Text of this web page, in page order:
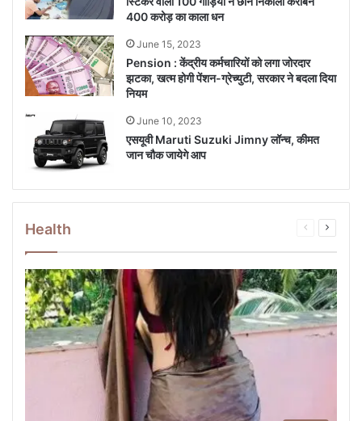
400 करोड़ का काला धन
June 15, 2023
Pension : केंद्रीय कर्मचार‍ियों को लगा जोरदार
झटका, खत्म होगी पेंशन-ग्रेच्‍युटी, सरकार ने बदला दिया
न‍ियम
June 10, 2023
एसयूवी Maruti Suzuki Jimny लॉन्च, कीमत
जान चौक जायेगे आप
Health
Previous
Next